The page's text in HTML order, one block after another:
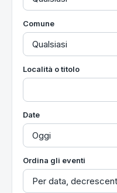
Comune
Località o titolo
Date
Ordina gli eventi